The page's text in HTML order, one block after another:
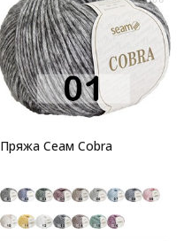
Пряжа Сеам Cobra